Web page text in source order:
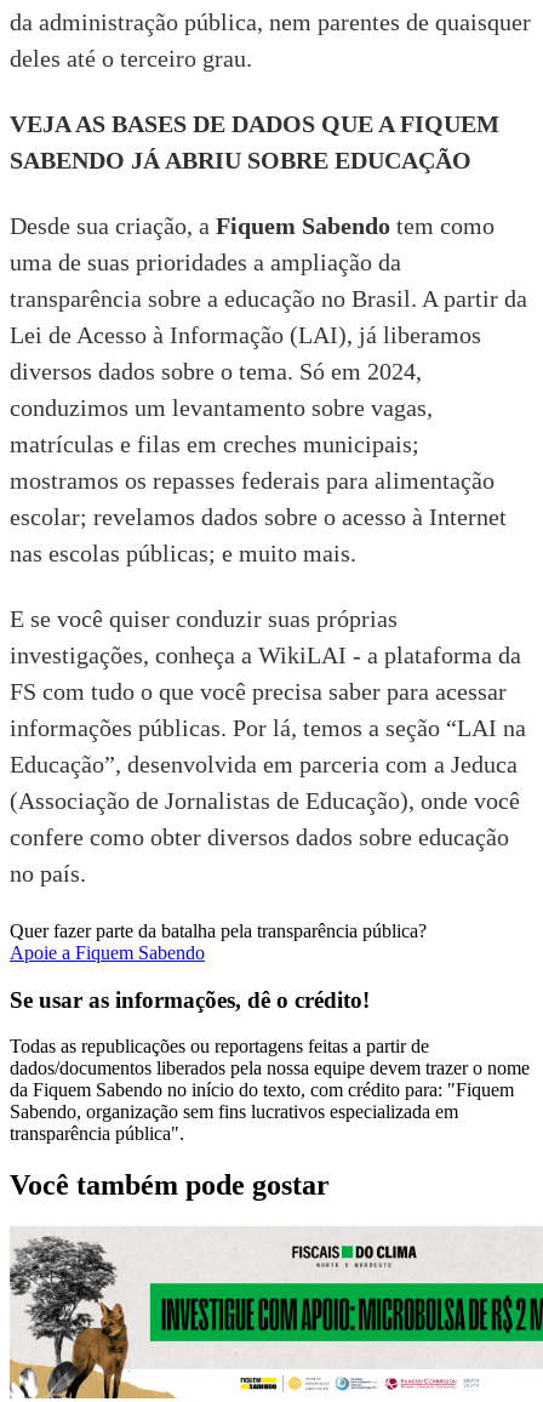
da administração pública, nem parentes de quaisquer
deles até o terceiro grau.
VEJA AS BASES DE DADOS QUE A FIQUEM
SABENDO JÁ ABRIU SOBRE EDUCAÇÃO
Desde sua criação, a Fiquem Sabendo tem como
uma de suas prioridades a ampliação da
transparência sobre a educação no Brasil. A partir da
Lei de Acesso à Informação (LAI), já liberamos
diversos dados sobre o tema. Só em 2024,
conduzimos um levantamento sobre vagas,
matrículas e filas em creches municipais;
mostramos os repasses federais para alimentação
escolar; revelamos dados sobre o acesso à Internet
nas escolas públicas; e muito mais.
E se você quiser conduzir suas próprias
investigações, conheça a WikiLAI - a plataforma da
FS com tudo o que você precisa saber para acessar
informações públicas. Por lá, temos a seção “LAI na
Educação”, desenvolvida em parceria com a Jeduca
(Associação de Jornalistas de Educação), onde você
confere como obter diversos dados sobre educação
no país.
Quer fazer parte da batalha pela transparência pública?
Apoie a Fiquem Sabendo
Se usar as informações, dê o crédito!
Todas as republicações ou reportagens feitas a partir de
dados/documentos liberados pela nossa equipe devem trazer o nome
da Fiquem Sabendo no início do texto, com crédito para: "Fiquem
Sabendo, organização sem fins lucrativos especializada em
transparência pública".
Você também pode gostar